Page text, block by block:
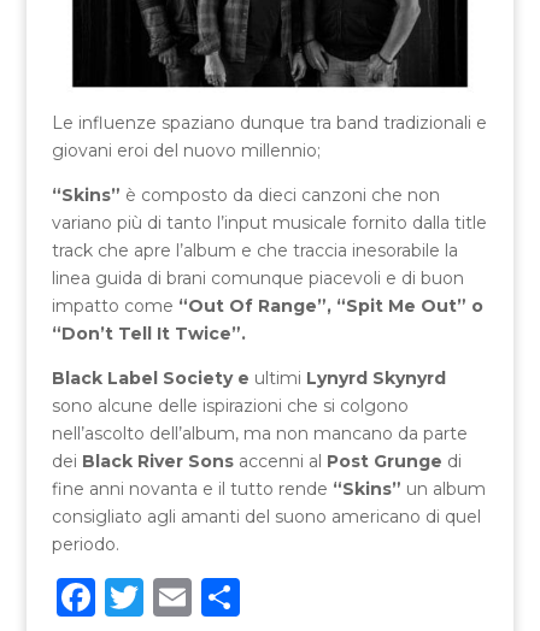
Le influenze spaziano dunque tra band tradizionali e
giovani eroi del nuovo millennio;
“Skins” è composto da dieci canzoni che non
variano più di tanto l’input musicale fornito dalla title
track che apre l’album e che traccia inesorabile la
linea guida di brani comunque piacevoli e di buon
impatto come “Out Of Range”, “Spit Me Out” o
“Don’t Tell It Twice”.
Black Label Society e ultimi Lynyrd Skynyrd
sono alcune delle ispirazioni che si colgono
nell’ascolto dell’album, ma non mancano da parte
dei Black River Sonsaccenni al Post Grunge di
fine anni novanta e il tutto rende “Skins” un album
consigliato agli amanti del suono americano di quel
periodo.
F T E C